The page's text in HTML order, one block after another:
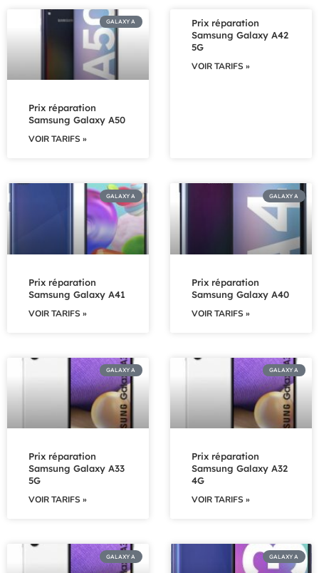
GALAXY A
Prix réparation
Samsung Galaxy A50
VOIR TARIFS »
Prix réparation
Samsung Galaxy A42
5G
VOIR TARIFS »
GALAXY A
Prix réparation
Samsung Galaxy A41
VOIR TARIFS »
GALAXY A
Prix réparation
Samsung Galaxy A40
VOIR TARIFS »
GALAXY A
Prix réparation
Samsung Galaxy A33
5G
VOIR TARIFS »
GALAXY A
Prix réparation
Samsung Galaxy A32
4G
VOIR TARIFS »
GALAXY A GALAXY A